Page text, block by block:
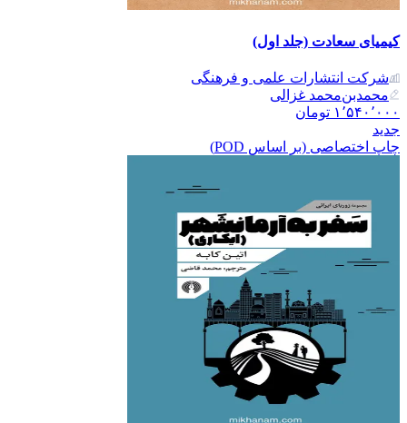
کیمیای سعادت (جلد اول)
شرکت انتشارات علمی و فرهنگی
محمدبن‌محمد غزالی
۱٬۵۴۰٬۰۰۰ تومان
جدید
چاپ اختصاصی (بر اساس POD)